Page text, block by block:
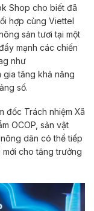
Shop cho biết đã
hợp cùng Viettel
sản tươi tại một
mạnh các chiến
như
gia tăng khả năng
số.
đốc Trách nhiệm Xã
OCOP, sản vật
dân có thể tiếp
cho tăng trưởng